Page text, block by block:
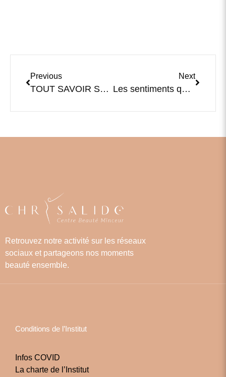
Previous
TOUT SAVOIR SUR LES TÂCHES PIGMENTAIRES
Next
Les sentiments qui pèsent : comprendre le lien entre les émotions et la prise de poids
Retrouvez notre activité sur les réseaux
sociaux et partageons nos moments
beauté ensemble.
Conditions de l’Institut
Infos COVID
La charte de l’Institut